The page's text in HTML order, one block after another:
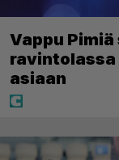
Vappu
ravintolassa
asiaan